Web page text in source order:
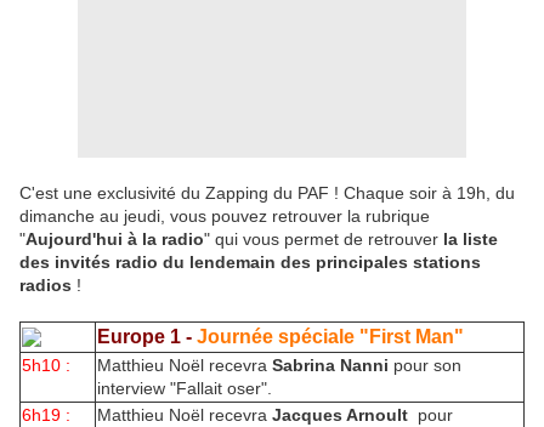
C'est une exclusivité du Zapping du PAF ! Chaque soir à 19h, du
dimanche au jeudi, vous pouvez retrouver la rubrique
"Aujourd'hui à la radio" qui vous permet de retrouver la liste
des invités radio du lendemain des principales stations
radios !
Europe 1 - Journée spéciale "First Man"
5h10 : Matthieu Noël recevra Sabrina Nanni pour son
interview "Fallait oser".
6h19 :
Matthieu Noël recevra Jacques Arnoult pour